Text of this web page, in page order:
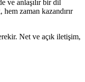
ve anlaşılır bir dil
zaman kazandırır
Net ve açık iletişim,